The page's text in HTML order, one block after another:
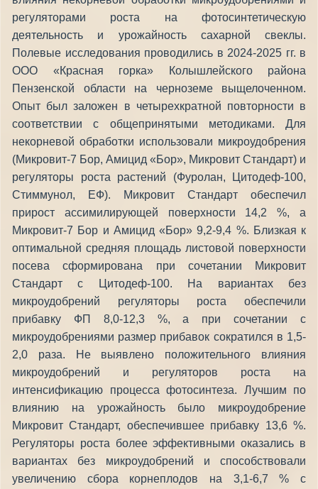
регуляторами роста на фотосинтетическую
деятельность и урожайность сахарной свеклы.
Полевые исследования проводились в 2024-2025 гг. в
ООО «Красная горка» Колышлейского района
Пензенской области на черноземе выщелоченном.
Опыт был заложен в четырехкратной повторности в
соответствии с общепринятыми методиками. Для
некорневой обработки использовали микроудобрения
(Микровит-7 Бор, Амицид «Бор», Микровит Стандарт) и
регуляторы роста растений (Фуролан, Цитодеф-100,
Стиммунол, ЕФ). Микровит Стандарт обеспечил
прирост ассимилирующей поверхности 14,2 %, а
Микровит-7 Бор и Амицид «Бор» 9,2-9,4 %. Близкая к
оптимальной средняя площадь листовой поверхности
посева сформирована при сочетании Микровит
Стандарт с Цитодеф-100. На вариантах без
микроудобрений регуляторы роста обеспечили
прибавку ФП 8,0-12,3 %, а при сочетании с
микроудобрениями размер прибавок сократился в 1,5-
2,0 раза. Не выявлено положительного влияния
микроудобрений и регуляторов роста на
интенсификацию процесса фотосинтеза. Лучшим по
влиянию на урожайность было микроудобрение
Микровит Стандарт, обеспечившее прибавку 13,6 %.
Регуляторы роста более эффективными оказались в
вариантах без микроудобрений и способствовали
увеличению сбора корнеплодов на 3,1-6,7 % с